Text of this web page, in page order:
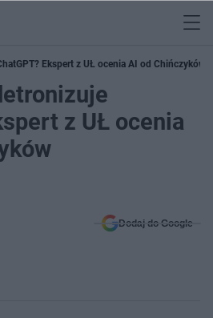
Ekspert z UŁ ocenia AI od Chińczyków
z UŁ ocenia
Dodaj do Google